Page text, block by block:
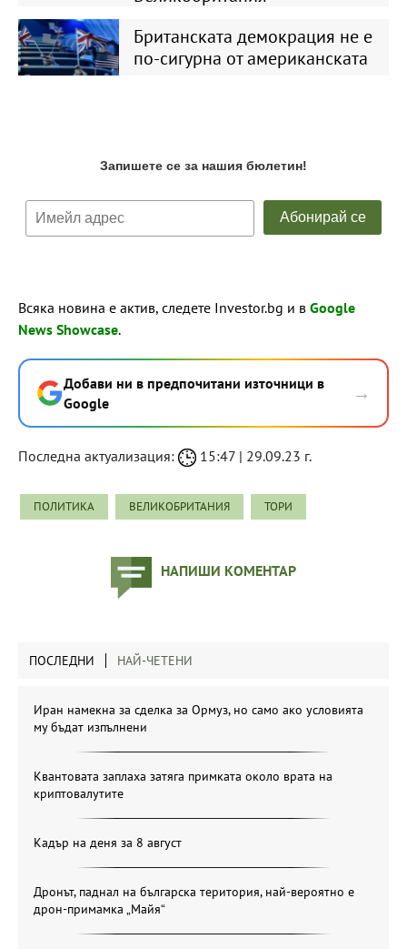
Британската демокрация не е
по-сигурна от американската
Всяка новина е актив, следете Investor.bg и в Google
News Showcase.
Добави ни в предпочитани източници в
Google
→
Последна актуализация: 15:47 | 29.09.23 г.
ПОЛИТИКА ВЕЛИКОБРИТАНИЯ ТОРИ
НАПИШИ КОМЕНТАР
ПОСЛЕДНИ НАЙ-ЧЕТЕНИ
Иран намекна за сделка за Ормуз, но само ако условията
му бъдат изпълнени
Квантовата заплаха затяга примката около врата на
криптовалутите
Кадър на деня за 8 август
Дронът, паднал на българска територия, най-вероятно е
дрон-примамка „Майя“